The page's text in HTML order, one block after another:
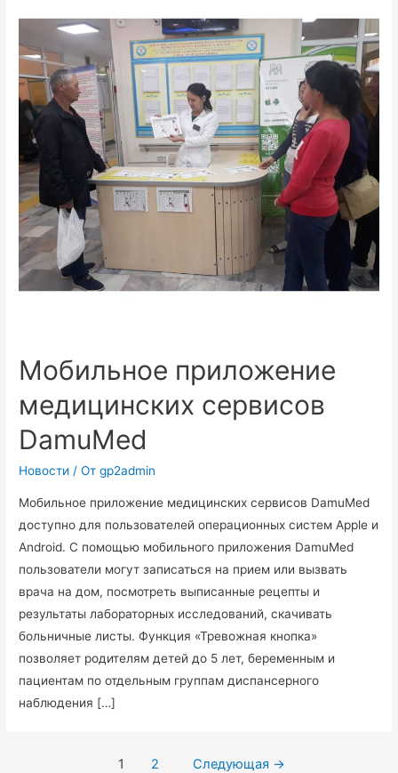
Мобильное приложение
медицинских сервисов
DamuMed
Новости / От gp2admin
Мобильное приложение медицинских сервисов DamuMed
доступно для пользователей операционных систем Apple и
Android. С помощью мобильного приложения DamuMed
пользователи могут записаться на прием или вызвать
врача на дом, посмотреть выписанные рецепты и
результаты лабораторных исследований, скачивать
больничные листы. Функция «Тревожная кнопка»
позволяет родителям детей до 5 лет, беременным и
пациентам по отдельным группам диспансерного
наблюдения […]
1 2 Следующая →